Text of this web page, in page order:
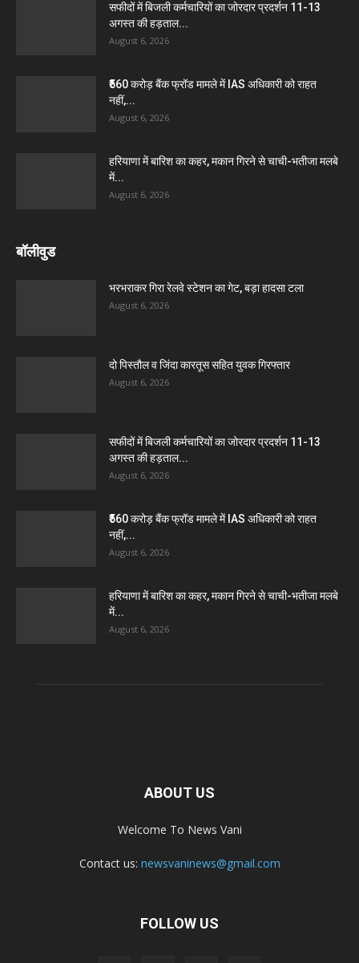
सफीदों में बिजली कर्मचारियों का जोरदार प्रदर्शन 11-13
अगस्त की हड़ताल...
August 6, 2026
₹560 करोड़ बैंक फ्रॉड मामले में IAS अधिकारी को राहत
नहीं,...
August 6, 2026
हरियाणा में बारिश का कहर, मकान गिरने से चाची-भतीजा मलबे
में...
August 6, 2026
बॉलीवुड
भरभराकर गिरा रेलवे स्टेशन का गेट, बड़ा हादसा टला
August 6, 2026
दो पिस्तौल व जिंदा कारतूस सहित युवक गिरफ्तार
August 6, 2026
सफीदों में बिजली कर्मचारियों का जोरदार प्रदर्शन 11-13
अगस्त की हड़ताल...
August 6, 2026
₹560 करोड़ बैंक फ्रॉड मामले में IAS अधिकारी को राहत
नहीं,...
August 6, 2026
हरियाणा में बारिश का कहर, मकान गिरने से चाची-भतीजा मलबे
में...
August 6, 2026
ABOUT US
Welcome To News Vani
Contact us: newsvaninews@gmail.com
FOLLOW US